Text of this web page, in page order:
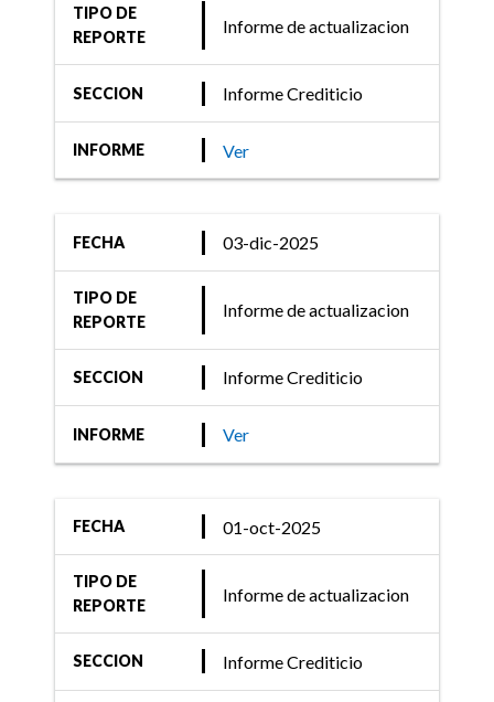
23-mar-2022
Informe Crediticio
FIX (afiliada de Fitch
Ratings) comenta acciones
de 21 Fondos Money
18-mar-2021
Informe Crediticio
FIX (afiliada de Fitch
Ratings) comenta acciones
de 18 Fondos Money
18-mar-2021
Informe Crediticio
FIX (afiliada de Fitch
TIPO DE
REPORTE
Informe de actualizacion
SECCION Informe Crediticio
INFORME Ver
FECHA 03-dic-2025
TIPO DE
REPORTE
Informe de actualizacion
SECCION Informe Crediticio
INFORME Ver
FECHA 01-oct-2025
TIPO DE
REPORTE
Informe de actualizacion
SECCION Informe Crediticio